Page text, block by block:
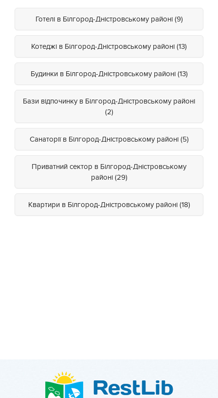
Готелі в Білгород-Дністровському районі (9)
Котеджі в Білгород-Дністровському районі (13)
Будинки в Білгород-Дністровському районі (13)
Бази відпочинку в Білгород-Дністровському районі
(2)
Санаторії в Білгород-Дністровському районі (5)
Приватний сектор в Білгород-Дністровському
районі (29)
Квартири в Білгород-Дністровському районі (18)